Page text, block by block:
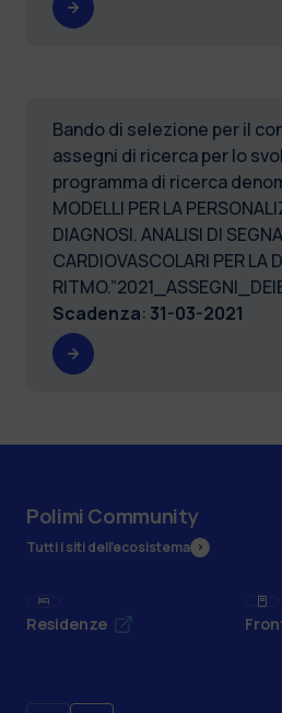
Bando di selezione per il
assegni di ricerca per lo
programma di ricerca
MODELLI PER LA
DIAGNOSI. ANALISI DI
CARDIOVASCOLARI PER LA
Scadenza: 31-03-2021
Polimi Community
Tutti i siti dell’ecosistema
Residenze